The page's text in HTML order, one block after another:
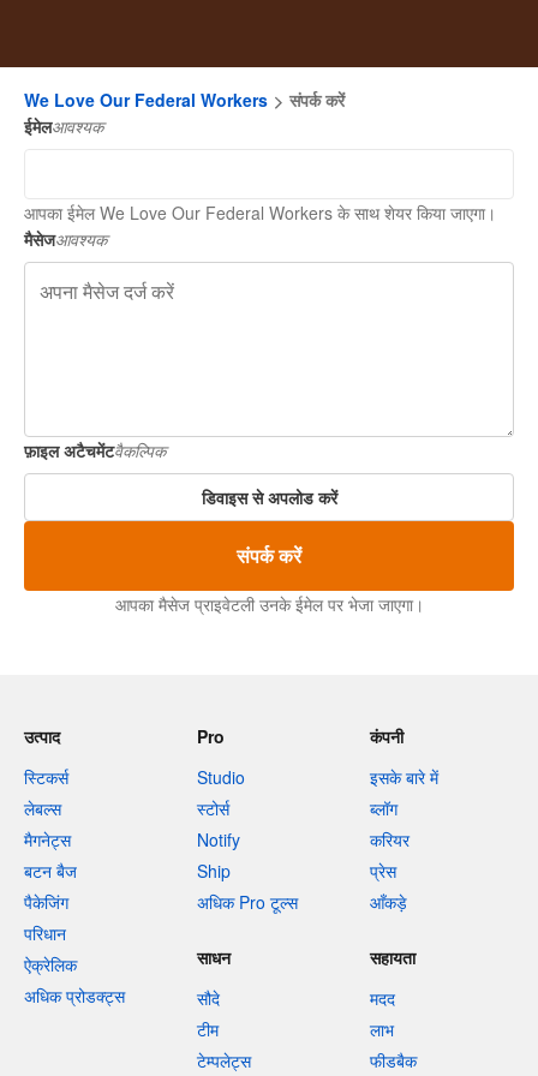
We Love Our Federal Workers
संपर्क करें
ईमेलआवश्यक
आपका ईमेल We Love Our Federal Workers के साथ शेयर किया जाएगा।
मैसेजआवश्यक
फ़ाइल अटैचमेंटवैकल्पिक
डिवाइस से अपलोड करें
संपर्क करें
आपका मैसेज प्राइवेटली उनके ईमेल पर भेजा जाएगा।
उत्पाद
स्टिकर्स
लेबल्स
मैगनेट्स
बटन बैज
पैकेजिंग
परिधान
ऐक्रेलिक
अधिक प्रोडक्ट्स
Pro
Studio
स्टोर्स
Notify
Ship
अधिक Pro टूल्स
कंपनी
इसके बारे में
ब्लॉग
करियर
प्रेस
आँकड़े
साधन
सौदे
टीम
टेम्पलेट्स
सहायता
मदद
लाभ
फीडबैक